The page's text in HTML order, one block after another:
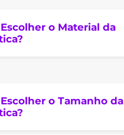
o Material da
o Tamanho da